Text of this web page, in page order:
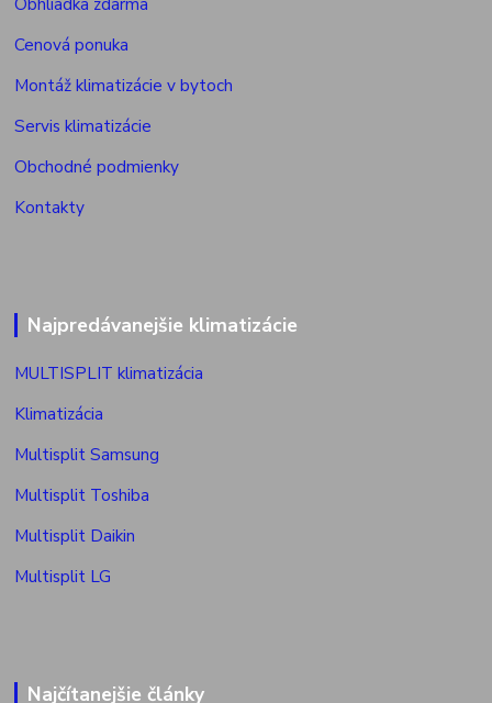
Cenová ponuka
Montáž klimatizácie v bytoch
Servis klimatizácie
Obchodné podmienky
Kontakty
Najpredávanejšie klimatizácie
MULTISPLIT klimatizácia
Klimatizácia
Multisplit Samsung
Multisplit Toshiba
Multisplit Daikin
Multisplit LG
Najčítanejšie články